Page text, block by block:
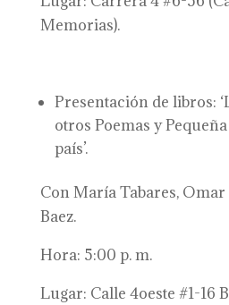
Memorias).
Presentación de libros:
otros Poemas y
país’.
Con María Tabares,
Baez.
Hora: 5:00 p. m.
Lugar: Calle 4oeste #1-16